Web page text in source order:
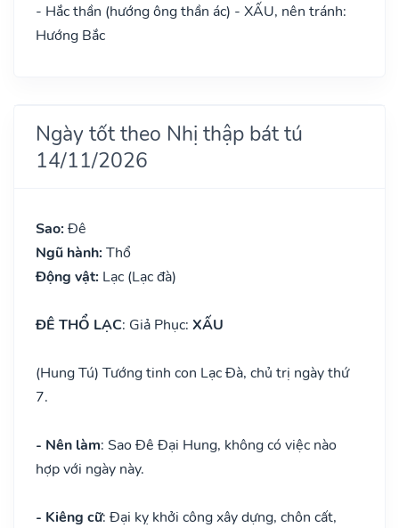
- Hắc thần (hướng ông thần ác) - XẤU, nên tránh:
Hướng Bắc
Ngày tốt theo Nhị thập bát tú
14/11/2026
Sao: Đê
Ngũ hành: Thổ
Động vật: Lạc (Lạc đà)
ĐÊ THỔ LẠC: Giả Phục: XẤU
(Hung Tú) Tướng tinh con Lạc Đà, chủ trị ngày thứ
7.
- Nên làm: Sao Đê Đại Hung, không có việc nào
hợp với ngày này.
- Kiêng cữ: Đại kỵ khởi công xây dựng, chôn cất,